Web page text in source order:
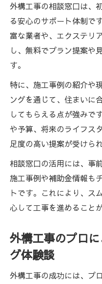
外構工事で暮
案
外構工事サポ
外構工事の相
費用を抑える外構
外構工事サポー
外構工事の見
外構工事費用
外構工事のコス
外構工事サポー
外構工事サポ
外構工事が資産
外構工事サポ
外構工事の相談窓口は、
る安心のサポート体制で
富な業者や、エクステリ
し、無料でプラン提案や
す。
特に、施工事例の紹介や
ングを通じて、住まいに
してもらえる点が強みで
や予算、将来のライフス
足度の高い提案が受けられ
相談窓口の活用には、事
施工事例や補助金情報も
トです。これにより、ス
心して工事を進めること
外構工事のプロ
グ体験談
外構工事の成功には、プ